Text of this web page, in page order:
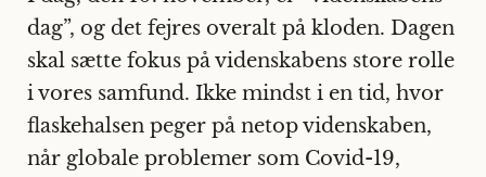
dag”, og det fejres overalt på kloden. Dagen
skal sætte fokus på videnskabens store rolle
i vores samfund. Ikke mindst i en tid, hvor
flaskehalsen peger på netop videnskaben,
når globale problemer som Covid-19,